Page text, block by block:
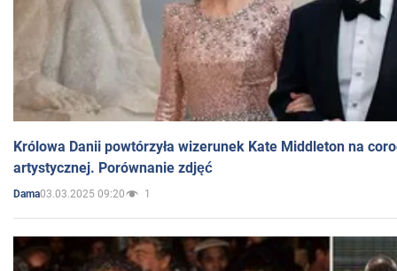
Królowa Danii powtórzyła wizerunek Kate Middleton na
artystycznej. Porównanie zdjęć
Dama03.03.2025 09:20 1